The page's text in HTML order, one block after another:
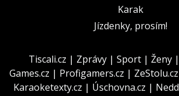
Karak
Jízdenky, prosím!
Tiscali.cz | Zprávy | Sport | Ženy |
Games.cz | Profigamers.cz | ZeStolu.cz
Karaoketexty.cz | Úschovna.cz |